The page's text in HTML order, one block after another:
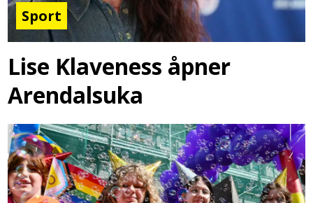
Sport
Lise Klaveness åpner
Arendalsuka